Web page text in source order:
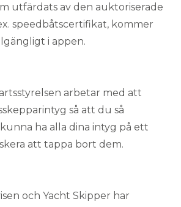
utfärdats av den auktoriserade
speedbåtscertifikat, kommer
i appen.
arbetar med att
så att du så
ha alla dina intyg på ett
att tappa bort dem.
och Yacht Skipper har